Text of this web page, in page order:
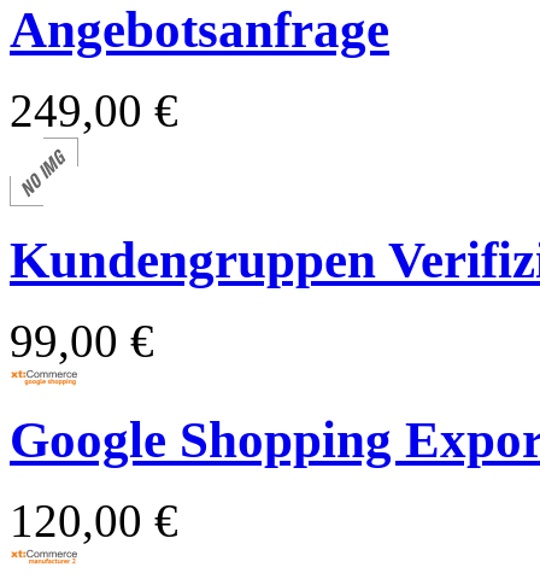
Angebotsanfrage
249,00 €
Kundengruppen
99,00 €
Google Shopping
120,00 €